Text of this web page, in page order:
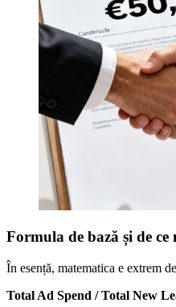
Formula de bază și de ce
În esență, matematica e extrem
Total Ad Spend / Total New